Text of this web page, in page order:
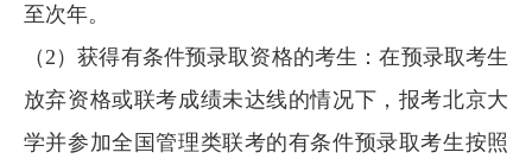
至次年。
（2）获得有条件预录取资格的考生：在预录取考生
放弃资格或联考成绩未达线的情况下，报考北京大
学并参加全国管理类联考的有条件预录取考生按照